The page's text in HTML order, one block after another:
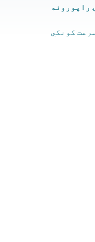
راپورونه
کونکي